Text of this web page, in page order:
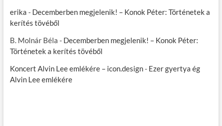
erika - Decemberben megjelenik! – Konok Péter: Történetek a
kerítés tövéből
B. Molnár Béla - Decemberben megjelenik! – Konok Péter:
Történetek a kerítés tövéből
Koncert Alvin Lee emlékére – icon.design- Ezer gyertya ég
Alvin Lee emlékére